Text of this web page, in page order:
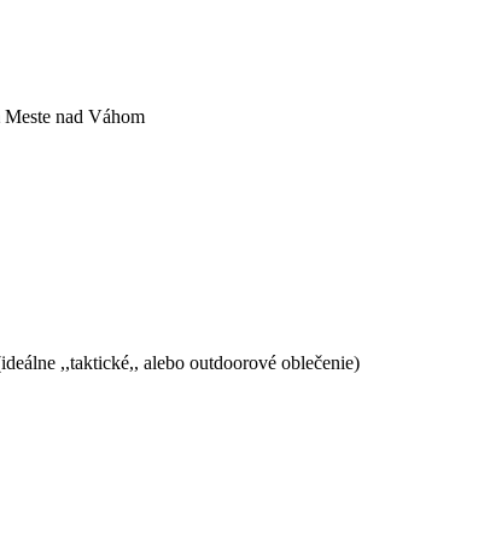
nad Váhom
,,taktické,, alebo outdoorové oblečenie)